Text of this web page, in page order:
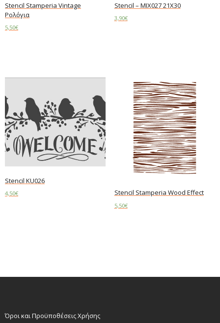
Stencil Stamperia Vintage
Ρολόγια
5,50€
Stencil – MIX027 21X30
3,90€
Stencil KU026
4,50€ Stencil Stamperia Wood Effect
5,50€
Όροι και Προϋποθέσεις Χρήσης